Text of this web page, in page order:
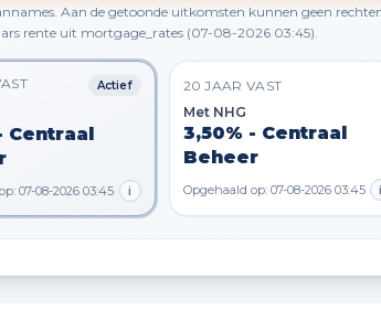
Aan de getoonde uitkomsten kunnen geen
rente uit mortgage_rates (07-08-2026 03:45).
Actief
Centraal
07-08-2026 03:45 i
20 JAAR VAST
Met NHG
3,50% - Centraal
Beheer
Opgehaald op: 07-08-2026 03:45 i